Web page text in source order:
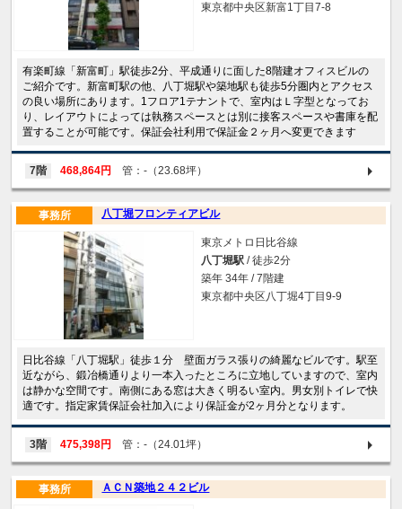
東京都中央区新富1丁目7-8
有楽町線「新富町」駅徒歩2分、平成通りに面した8階建オフィスビルの
ご紹介です。新富町駅の他、八丁堀駅や築地駅も徒歩5分圏内とアクセス
の良い場所にあります。1フロア1テナントで、室内はＬ字型となってお
り、レイアウトによっては執務スペースとは別に接客スペースや書庫を配
置することが可能です。保証会社利用で保証金２ヶ月へ変更できます
7階 468,864円 管：-（23.68坪）
八丁堀フロンティアビル
事務所
東京メトロ日比谷線
八丁堀駅 / 徒歩2分
築年 34年 / 7階建
東京都中央区八丁堀4丁目9-9
日比谷線「八丁堀駅」徒歩１分 壁面ガラス張りの綺麗なビルです。駅至
近ながら、鍛冶橋通りより一本入ったところに立地していますので、室内
は静かな空間です。南側にある窓は大きく明るい室内。男女別トイレで快
適です。指定家賃保証会社加入により保証金が2ヶ月分となります。
3階 475,398円 管：-（24.01坪）
ＡＣＮ築地２４２ビル
事務所